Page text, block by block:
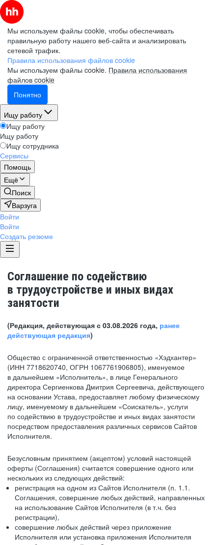
Мы используем файлы cookie, чтобы обеспечивать
правильную работу нашего веб-сайта и анализировать
сетевой трафик.
Правила использования файлов cookie
Мы используем файлы cookie. Правила использования
файлов cookie
Понятно
Ищу работу
Ищу работу
Ищу работу
Ищу сотрудника
Сервисы
Помощь
Ещё
Поиск
Варзуга
Войти
Войти
Создать резюме
Соглашение по содействию
в трудоустройстве и иных видах
занятости
(Редакция, действующая с 03.08.2026 года, ранее
действующая редакция)
Общество с ограниченной ответственностью «Хэдхантер»
(ИНН 7718620740, ОГРН 1067761906805), именуемое
в дальнейшем «Исполнитель», в лице Генерального
директора Сергиенкова Дмитрия Сергеевича, действующего
на основании Устава, предоставляет любому физическому
лицу, именуемому в дальнейшем «Соискатель», услуги
по содействию в трудоустройстве и иных видах занятости
посредством предоставления различных сервисов Сайтов
Исполнителя.
Безусловным принятием (акцептом) условий настоящей
оферты (Соглашения) считается совершение одного или
нескольких из следующих действий:
регистрация на одном из Сайтов Исполнителя (п. 1.1.
Соглашения, совершение любых действий, направленных
на использование Сайтов Исполнителя (в т.ч. без
регистрации),
совершение любых действий через приложение
Исполнителя или установка приложения Исполнителя